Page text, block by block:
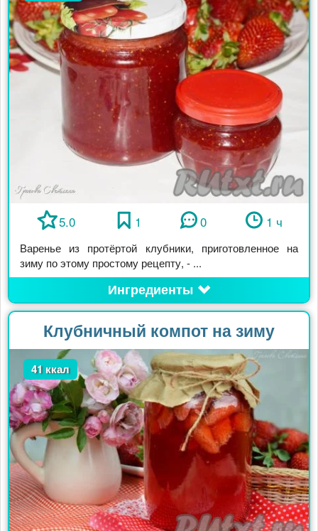
5.0 1 0 1 ч
Варенье из протёртой клубники, приготовленное на
зиму по этому простому рецепту, - ...
Ингредиенты
Клубничный компот на зиму
41 ккал